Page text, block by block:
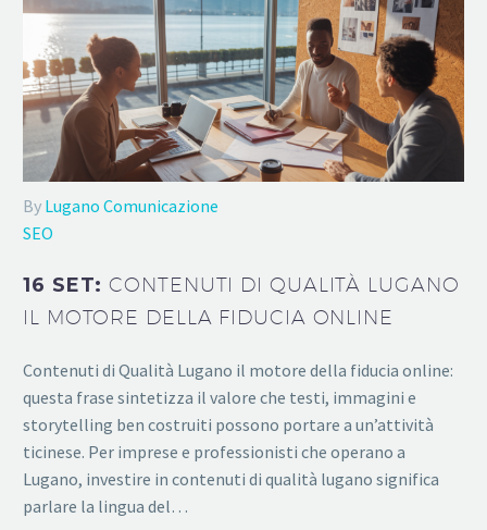
By Lugano Comunicazione
SEO
16 SET:CONTENUTI DI QUALITÀ LUGANO
IL MOTORE DELLA FIDUCIA ONLINE
Contenuti di Qualità Lugano il motore della fiducia online:
questa frase sintetizza il valore che testi, immagini e
storytelling ben costruiti possono portare a un’attività
ticinese. Per imprese e professionisti che operano a
Lugano, investire in contenuti di qualità lugano significa
parlare la lingua del…